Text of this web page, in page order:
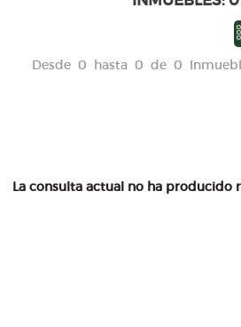
Desde 0 hasta 0 de 0
La consulta actual no ha producido